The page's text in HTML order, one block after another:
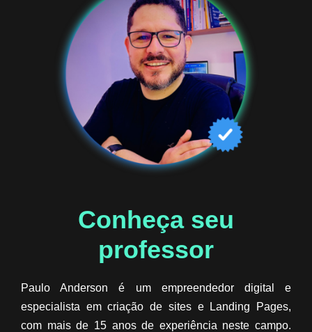
Conheça seu
professor​
Paulo Anderson é um empreendedor digital e
especialista em criação de sites e Landing Pages,
com mais de 15 anos de experiência neste campo.